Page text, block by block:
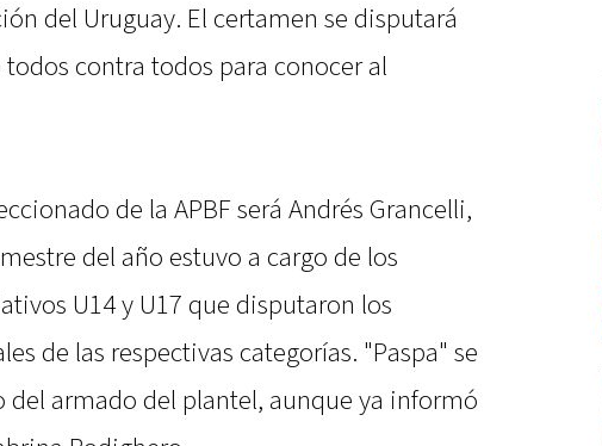
del Uruguay. El certamen se disputará
contra todos para conocer al
de la APBF será Andrés Grancelli,
del año estuvo a cargo de los
U14 y U17 que disputaron los
de las respectivas categorías. "Paspa" se
del armado del plantel, aunque ya informó